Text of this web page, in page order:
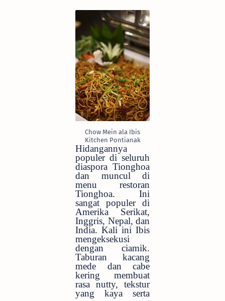
Chow Mein ala Ibis
Kitchen Pontianak
Hidangannya
populer di seluruh
diaspora Tionghoa
dan muncul di
menu restoran
Tionghoa. Ini
sangat populer di
Amerika Serikat,
Inggris, Nepal, dan
India. Kali ini Ibis
mengeksekusi
dengan ciamik.
Taburan kacang
mede dan cabe
kering membuat
rasa nutty, tekstur
yang kaya serta